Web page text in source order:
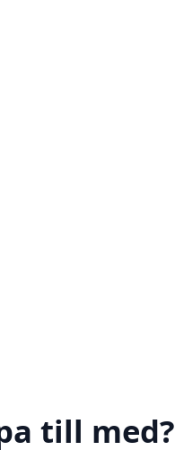
till med?